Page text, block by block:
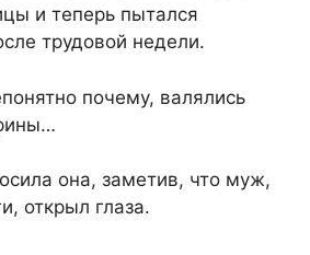
и теперь пытался
трудовой недели.
почему, валялись
она, заметив, что муж,
открыл глаза.